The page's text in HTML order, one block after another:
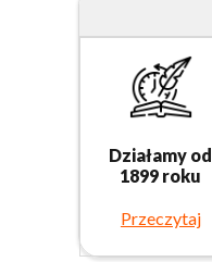
Działamy od
1899 roku
Przeczytaj